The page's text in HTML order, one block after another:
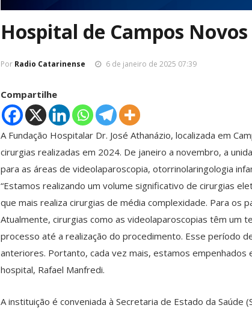
Hospital de Campos
Por Radio Catarinense 6 de janeiro de 2025 07:39
Compartilhe
A Fundação Hospitalar Dr. José Athanázio, localizada em
cirurgias realizadas em 2024. De janeiro a novembro, a
para as áreas de videolaparoscopia, otorrinolaringologia
“Estamos realizando um volume significativo de cirurgias
que mais realiza cirurgias de média complexidade. Para os
Atualmente, cirurgias como as videolaparoscopias têm um
processo até a realização do procedimento. Esse período
anteriores. Portanto, cada vez mais, estamos
hospital, Rafael Manfredi.
A instituição é conveniada à Secretaria de Estado da Saúde